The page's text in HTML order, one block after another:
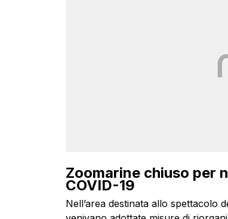
Zoomarine chiuso per
COVID-19
Nell’area destinata allo spettacolo